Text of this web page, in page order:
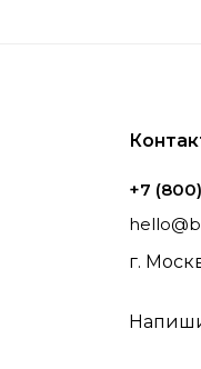
+7
г.